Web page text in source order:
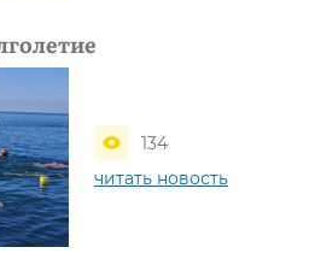
134
читать новость